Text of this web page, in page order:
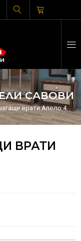
САВОВИ
врати Аполо 4
ВРАТИ